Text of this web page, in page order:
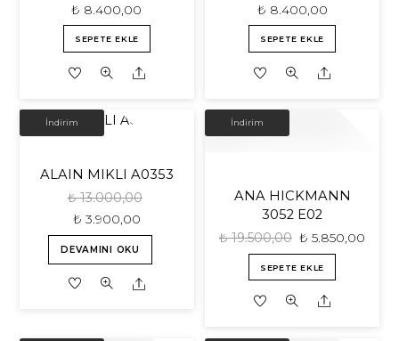
₺ 8.400,00
SEPETE EKLE
Share
₺ 8.400,00
SEPETE EKLE
Share
İndirim İNDIRIM!
ALAIN MIKLI A0353
₺13.000,00
₺ 3.900,00
DEVAMINI OKU
Share
İndirim
ANA HICKMANN
3052 E02
₺19.500,00 ₺ 5.850,00
SEPETE EKLE
Share